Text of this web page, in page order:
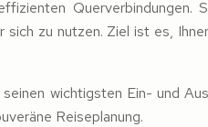
Querverbindungen.
zu nutzen. Ziel ist es,
wichtigsten Ein- und
Reiseplanung.